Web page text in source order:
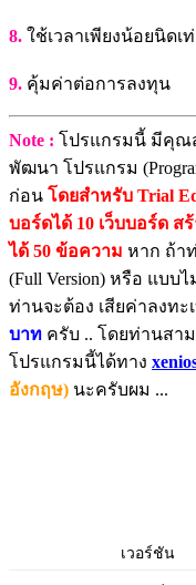
8. ใช้เวลาเพียงน้อยนิดเ
9. คุ้มค่าต่อการลงทุน
Note : โปรแกรมนี้ มีคุณ
พัฒนา โปรแกรม
ก่อน โดยสำหรับ Trial
บอร์ดได้ 10 เว็บบอร์ด
ได้ 50 ข้อความ หาก ถ้า
(Full Version) หรือ แบบ
ท่านจะต้อง เสียค่าลงทะ
บาท ครับ .. โดยท่านสา
โปรแกรมนี้ได้ทาง
อังกฤษ) นะครับผม ...
เวอร์ชัน